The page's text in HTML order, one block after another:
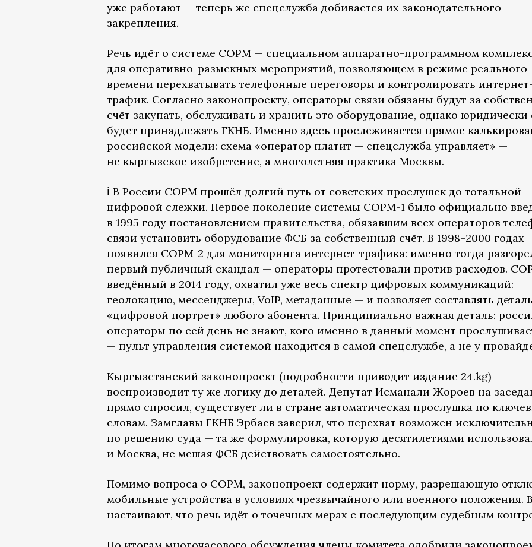
уже работают — теперь же спецслужба добивается их законодательного
закрепления.
Речь идёт о системе СОРМ — специальном аппаратно-программном
для оперативно-разыскных мероприятий, позволяющем в режиме реального
времени перехватывать телефонные переговоры и контролировать
трафик. Согласно законопроекту, операторы связи обязаны будут за
счёт закупать, обслуживать и хранить это оборудование, однако юридически
будет принадлежать ГКНБ. Именно здесь прослеживается прямое
российской модели: схема «оператор платит — спецслужба управляет» —
не кыргызское изобретение, а многолетняя практика Москвы.
ℹ️ В России СОРМ прошёл долгий путь от советских прослушек до тотальной
цифровой слежки. Первое поколение системы СОРМ-1 было официально
в 1995 году постановлением правительства, обязавшим всех операторов
связи установить оборудование ФСБ за собственный счёт. В 1998–2000 годах
появился СОРМ-2 для мониторинга интернет-трафика: именно тогда
первый публичный скандал — операторы протестовали против расходов.
введённый в 2014 году, охватил уже весь спектр цифровых коммуникаций:
геолокацию, мессенджеры, VoIP, метаданные — и позволяет составлять
«цифровой портрет» любого абонента. Принципиально важная деталь:
операторы по сей день не знают, кого именно в данный момент
— пульт управления системой находится в самой спецслужбе, а не у
Кыргызстанский законопроект (подробности приводит издание 24.kg)
воспроизводит ту же логику до деталей. Депутат Исманали Жороев на
прямо спросил, существует ли в стране автоматическая прослушка по
словам. Замглавы ГКНБ Эрбаев заверил, что перехват возможен
по решению суда — та же формулировка, которую десятилетиями
и Москва, не мешая ФСБ действовать самостоятельно.
Помимо вопроса о СОРМ, законопроект содержит норму, разрешающую
мобильные устройства в условиях чрезвычайного или военного положения.
настаивают, что речь идёт о точечных мерах с последующим судебным